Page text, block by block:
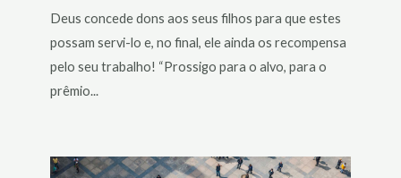
Deus concede dons aos seus filhos para que estes
possam servi-lo e, no final, ele ainda os recompensa
pelo seu trabalho! “Prossigo para o alvo, para o
prêmio...